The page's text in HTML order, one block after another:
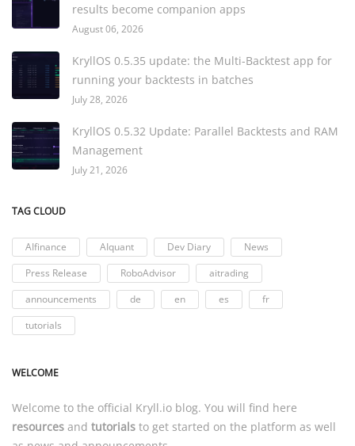
results become companion apps
August 06, 2026
KryllOS 0.5.35 update: the Multi-Backtest app for
running your backtests in batches
July 28, 2026
KryllOS 0.5.32 Update: Parallel Backtests and RAM
Management
July 21, 2026
TAG CLOUD
AIfinance AIquant Dev Diary
News
Press Release
RoboAdvisor
aitrading
announcements
de en es
fr
tutorials
WELCOME
Welcome to the official Kryll.io blog. You will find here
resources and tutorials to get started on the platform as well